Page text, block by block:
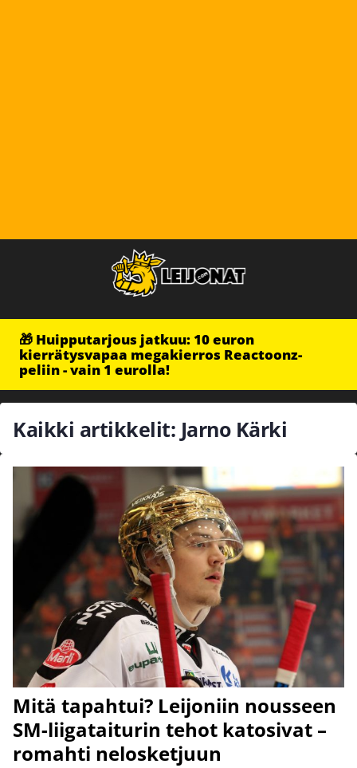
🎁 Huipputarjous jatkuu: 10 euron
kierrätysvapaa megakierros Reactoonz-
peliin - vain 1 eurolla!
Kaikki artikkelit: Jarno Kärki
Mitä tapahtui? Leijoniin nousseen
SM-liigataiturin tehot katosivat –
romahti nelosketjuun